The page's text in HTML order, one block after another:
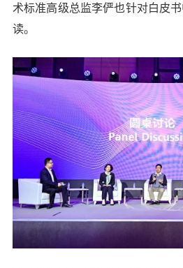
术标准高级总监李俨也针对白皮
读。
20 50
立刻支付
¥
立刻支付
忘记密码？找回